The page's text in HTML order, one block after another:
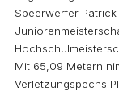
Speerwerfer
Mit 65,09 Metern
Verletzungspechs